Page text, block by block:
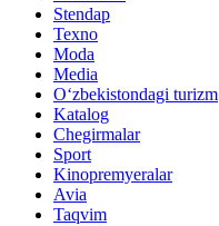
Stendap
Texno
Moda
Media
O‘zbekistondagi turizm
Katalog
Chegirmalar
Sport
Kinopremyeralar
Avia
Taqvim